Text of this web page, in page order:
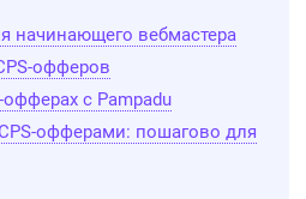
начинающего вебмастера
офферов
офферах с Pampadu
офферами: пошагово для